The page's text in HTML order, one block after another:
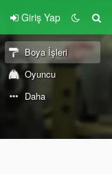
Giriş Yap
Boya İşleri
Oyuncu
Daha